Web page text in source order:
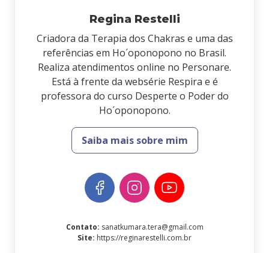
Regina Restelli
Criadora da Terapia dos Chakras e uma das
referências em Ho´oponopono no Brasil.
Realiza atendimentos online no Personare.
Está à frente da websérie Respira e é
professora do curso Desperte o Poder do
Ho´oponopono.
Saiba mais sobre mim
Contato: sanatkumara.tera@gmail.com
Site: https://reginarestelli.com.br